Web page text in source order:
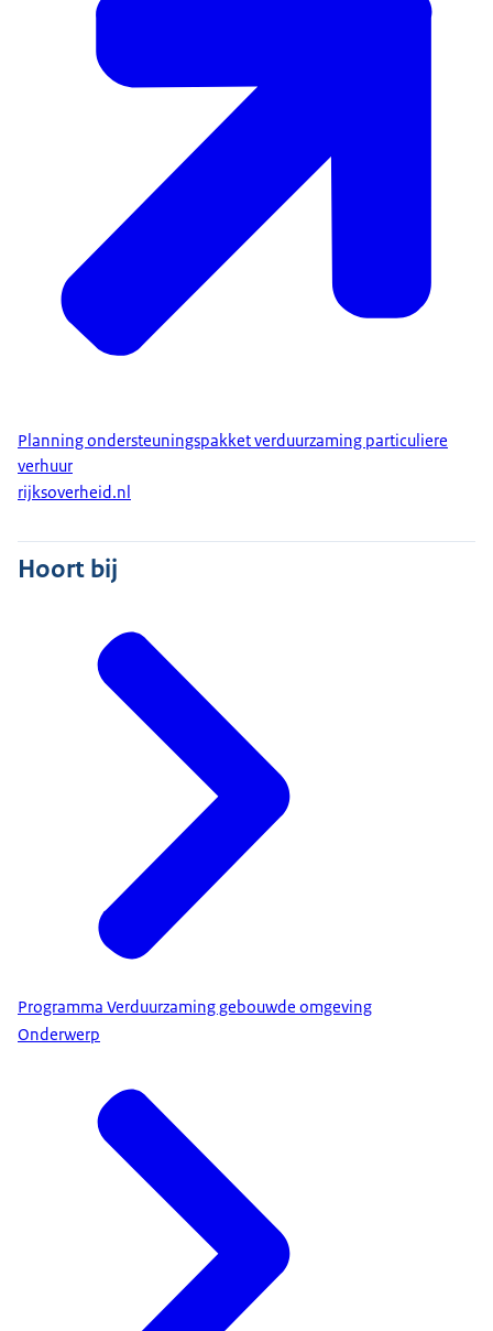
Planning ondersteuningspakket verduurzaming particuliere
verhuur
rijksoverheid.nl
Hoort bij
Programma Verduurzaming gebouwde omgeving
Onderwerp